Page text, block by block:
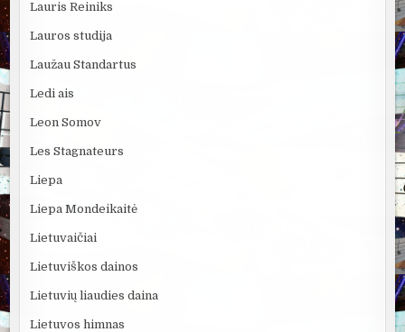
Lauris Reiniks
Lauros studija
Laužau Standartus
Ledi ais
Leon Somov
Les Stagnateurs
Liepa
Liepa Mondeikaitė
Lietuvaičiai
Lietuviškos dainos
Lietuvių liaudies daina
Lietuvos himnas